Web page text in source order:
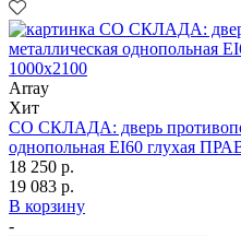
Array
Хит
СО СКЛАДА: дверь
однопольная EI60 глухая
18 250 р.
19 083 р.
В корзину
-